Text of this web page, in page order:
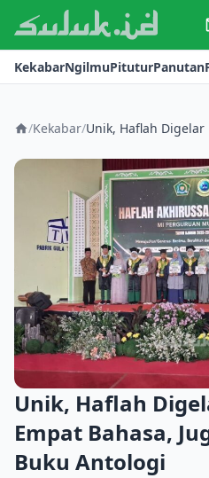
Kerjasama
Kontak
KekabarNgilmuPituturPanutan
/Kekabar/
Unik, Haflah
Empat Bahasa,
Buku Antologi